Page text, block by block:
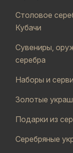
Столовое
Кубачи
Сувениры,
серебра
Наборы и
Золотые
Подарки из
Серебряные